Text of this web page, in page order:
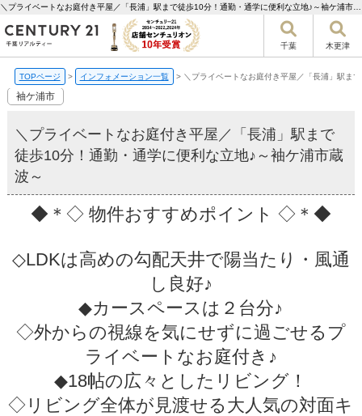
千葉 木更津
TOPページ > インフォメーション一覧 > ＼プライベートなお庭付き平屋／「長浦」駅ま
袖ケ浦市
＼プライベートなお庭付き平屋／「長浦」駅まで
徒歩10分！通勤・通学に便利な立地♪～袖ケ浦市蔵
波～
◆＊◇ 物件おすすめポイント ◇＊◆
◇LDKは高めの勾配天井で陽当たり・風通
し良好♪
◆カースペースは２台分♪
◇外からの視線を気にせずに過ごせるプ
ライベートなお庭付き♪
◆18帖の広々としたリビング！
◇リビング全体が見渡せる大人気の対面キ